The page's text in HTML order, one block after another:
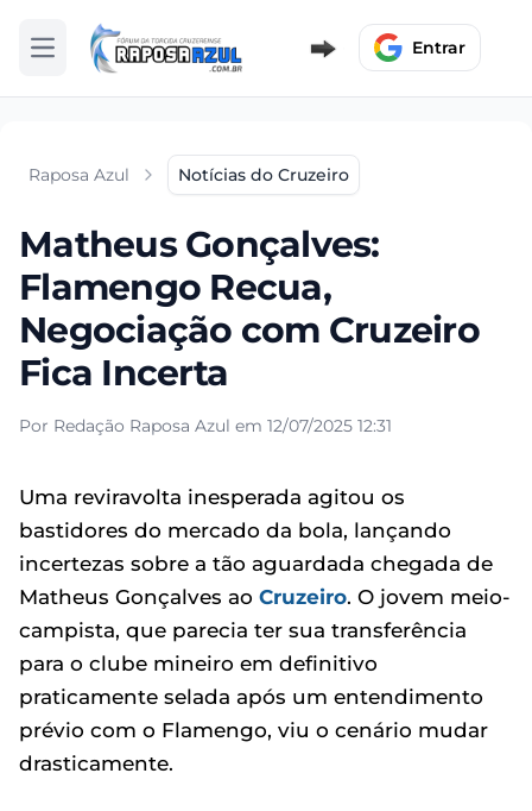
Abrir menu Entrar
Raposa Azul Notícias do Cruzeiro
Matheus Gonçalves:
Flamengo Recua,
Negociação com Cruzeiro
Fica Incerta
Por Redação Raposa Azul em 12/07/2025 12:31
Uma reviravolta inesperada agitou os
bastidores do mercado da bola, lançando
incertezas sobre a tão aguardada chegada de
Matheus Gonçalves ao Cruzeiro. O jovem meio-
campista, que parecia ter sua transferência
para o clube mineiro em definitivo
praticamente selada após um entendimento
prévio com o Flamengo, viu o cenário mudar
drasticamente.